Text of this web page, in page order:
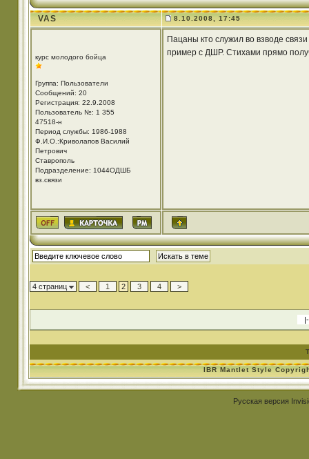
VAS 8.10.2008, 17:45
курс молодого бойца
Группа: Пользователи
Сообщений: 20
Регистрация: 22.9.2008
Пользователь №: 1 355
47518-н
Период службы: 1986-1988
Ф.И.О.:Криволапов Василий
Петрович
Ставрополь
Подразделение: 1044ОДШБ
вз.связи
Пацаны кто служил во взводе
пример с ДШР. Стихами прямо
4 страниц < 1 2 3 4 >
IBR Mantlet Style
Русская версия